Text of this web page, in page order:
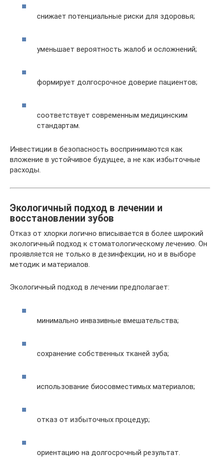
снижает потенциальные риски для здоровья;
уменьшает вероятность жалоб и осложнений;
формирует долгосрочное доверие пациентов;
соответствует современным медицинским
стандартам.
Инвестиции в безопасность воспринимаются как
вложение в устойчивое будущее, а не как избыточные
расходы.
Экологичный подход в лечении и
восстановлении зубов
Отказ от хлорки логично вписывается в более широкий
экологичный подход к стоматологическому лечению. Он
проявляется не только в дезинфекции, но и в выборе
методик и материалов.
Экологичный подход в лечении предполагает:
минимально инвазивные вмешательства;
сохранение собственных тканей зуба;
использование биосовместимых материалов;
отказ от избыточных процедур;
ориентацию на долгосрочный результат.